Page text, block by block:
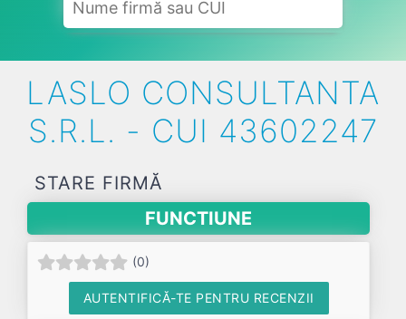
LASLO CONSULTANTA
S.R.L. - CUI 43602247
STARE FIRMĂ
FUNCTIUNE
(0)
AUTENTIFICĂ-TE PENTRU RECENZII